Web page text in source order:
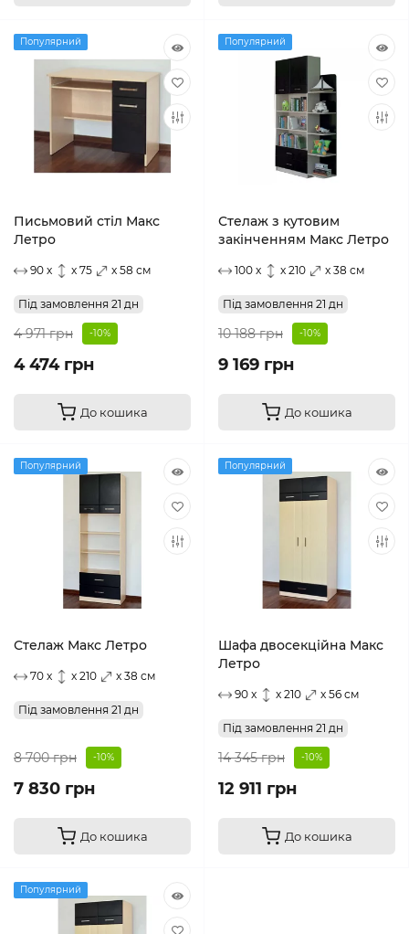
Популярний
Письмовий стіл Макс
Летро
90 x x 75 x 58 см
Під замовлення 21 дн
4 971 грн -10%
4 474 грн
До кошика
Популярний
Стелаж з кутовим
закінченням Макс Летро
100 x x 210 x 38 см
Під замовлення 21 дн
10 188 грн -10%
9 169 грн
До кошика
Популярний
Стелаж Макс Летро
70 x x 210 x 38 см
Під замовлення 21 дн
8 700 грн -10%
7 830 грн
До кошика
Популярний
Шафа двосекційна Макс
Летро
90 x x 210 x 56 см
Під замовлення 21 дн
14 345 грн -10%
12 911 грн
До кошика
Популярний